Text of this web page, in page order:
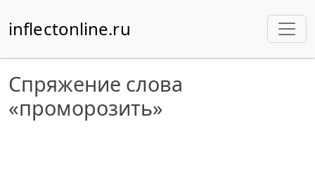
inflectonline.ru
Спряжение слова
«проморозить»